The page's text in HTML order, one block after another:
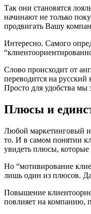
Так они становятся
начинают не только
продвигать Вашу
Интересно. Самого
Слово происходит от
переводится на
Просто для удобства мы
Плюсы и
Любой маркетинговый
то. И в самом понятии
увидеть плюсы,
Но “мотивирование
лишь один из плюсов.
Повышение
повлияет на компанию,